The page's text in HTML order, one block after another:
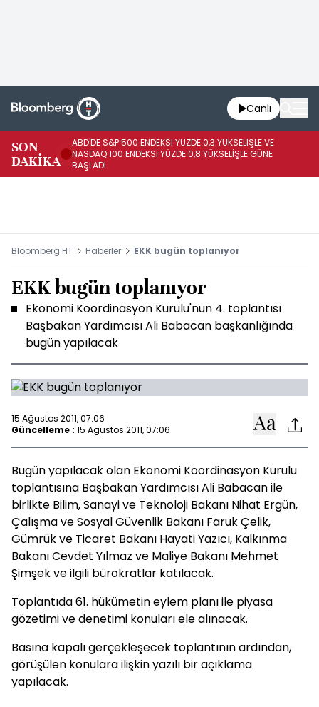
Canlı
SON
DAKİKA
ABD'DE S&P 500 ENDEKSİ YÜZDE 0,3 YÜKSELİŞLE VE
NASDAQ 100 ENDEKSİ YÜZDE 0,8 YÜKSELİŞLE GÜNE
BAŞLADI
Bloomberg HT Haberler EKK bugün toplanıyor
EKK bugün toplanıyor
Ekonomi Koordinasyon Kurulu'nun 4. toplantısı
Başbakan Yardımcısı Ali Babacan başkanlığında
bugün yapılacak
15 Ağustos 2011, 07:06
Güncelleme : 15 Ağustos 2011, 07:06
Bugün yapılacak olan Ekonomi Koordinasyon Kurulu
toplantısına Başbakan Yardımcısı Ali Babacan ile
birlikte Bilim, Sanayi ve Teknoloji Bakanı Nihat Ergün,
Çalışma ve Sosyal Güvenlik Bakanı Faruk Çelik,
Gümrük ve Ticaret Bakanı Hayati Yazıcı, Kalkınma
Bakanı Cevdet Yılmaz ve Maliye Bakanı Mehmet
Şimşek ve ilgili bürokratlar katılacak.
Toplantıda 61. hükümetin eylem planı ile piyasa
gözetimi ve denetimi konuları ele alınacak.
Basına kapalı gerçekleşecek toplantının ardından,
görüşülen konulara ilişkin yazılı bir açıklama
yapılacak.